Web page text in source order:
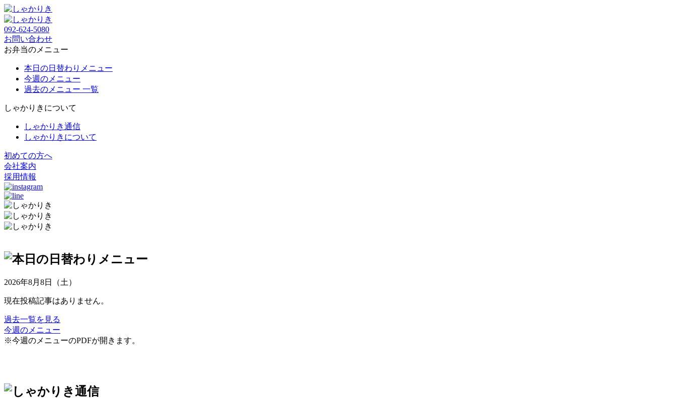
092-624-5080
お問い合わせ
お弁当のメニュー
本日の日替わりメニュー
今週のメニュー
過去のメニュー 一覧
しゃかりきについて
しゃかりき通信
しゃかりきについて
初めての方へ
会社案内
採用情報
2026年8月8日（土）
現在投稿記事はありません。
過去一覧を見る
今週のメニュー
※今週のメニューのPDFが開きます。